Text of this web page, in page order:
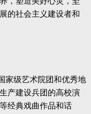
的社会主义建设者和
级艺术院团和优秀地
产建设兵团的高校演
经典戏曲作品和话